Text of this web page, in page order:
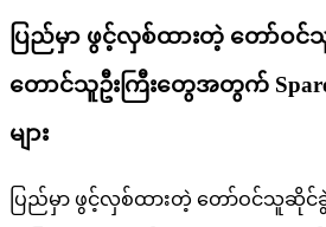
ပြည်မှာ ဖွင့်လှစ်ထားတဲ့ တော်ဝင်
တောင်သူဦးကြီးတွေအတွက် Spare
များ
ပြည်မှာ ဖွင့်လှစ်ထားတဲ့ တော်ဝင်သူဆိုင်